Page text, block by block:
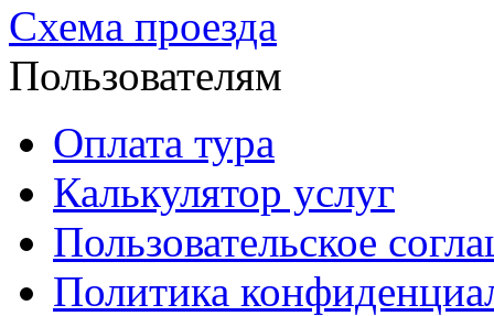
Схема проезда
Пользователям
Оплата тура
Калькулятор услуг
Пользовательское
Политика